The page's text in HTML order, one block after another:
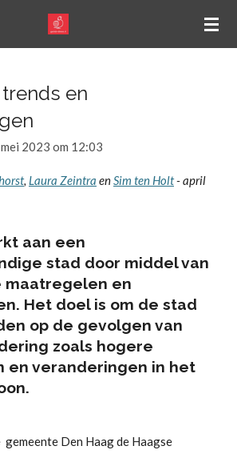
en
2023 om 12:03
, Laura Zeintra enSim ten Holt-april
aan een
stad door middel van
maatregelen en
Het doel is om de stad
op de gevolgen van
zoals hogere
en veranderingen in het
Den Haag de Haagse